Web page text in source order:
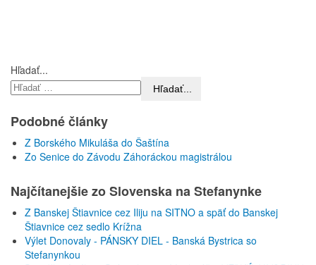
Hľadať...
Hľadať...
Podobné články
Z Borského Mikuláša do Šaštína
Zo Senice do Závodu Záhoráckou magistrálou
Najčítanejšie zo Slovenska na Stefanynke
Z Banskej Štiavnice cez Iliju na SITNO a späť do Banskej
Štiavnice cez sedlo Krížna
Výlet Donovaly - PÁNSKY DIEL - Banská Bystrica so
Stefanynkou